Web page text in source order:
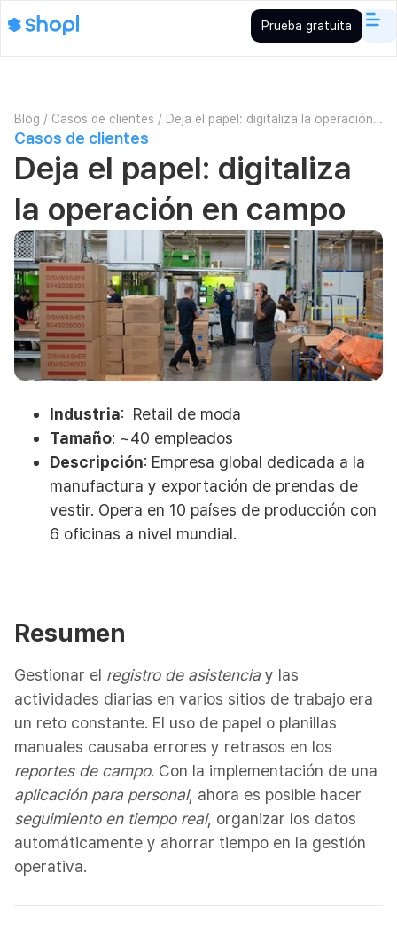
Prueba gratuita
Blog / Casos de clientes / Deja el papel: digitaliza la operación
Casos de clientes
Deja el papel: digitaliza
la operación en campo
Industria: Retail de moda
Tamaño: ~40 empleados
Descripción: Empresa global dedicada a la
manufactura y exportación de prendas de
vestir. Opera en 10 países de producción con
6 oficinas a nivel mundial.
Resumen
Gestionar el registro de asistenciay las
actividades diarias en varios sitios de trabajo era
un reto constante. El uso de papel o planillas
manuales causaba errores y retrasos en los
reportes de campo. Con la implementación de una
aplicación para personal, ahora es posible hacer
seguimiento en tiempo real, organizar los datos
automáticamente y ahorrar tiempo en la gestión
operativa.